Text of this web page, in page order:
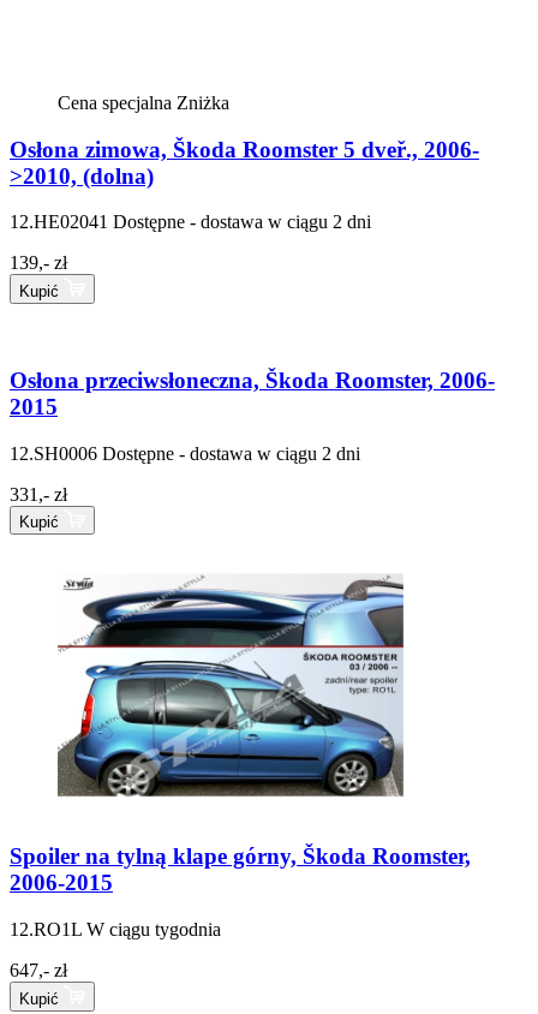
Cena specjalna Zniżka
Osłona zimowa, Škoda Roomster 5 dveř., 2006-
>2010, (dolna)
12.HE02041 Dostępne - dostawa w ciągu 2 dni
139,- zł
Kupić
Osłona przeciwsłoneczna, Škoda Roomster, 2006-
2015
12.SH0006 Dostępne - dostawa w ciągu 2 dni
331,- zł
Kupić
Spoiler na tylną klape górny, Škoda Roomster,
2006-2015
12.RO1L W ciągu tygodnia
647,- zł
Kupić